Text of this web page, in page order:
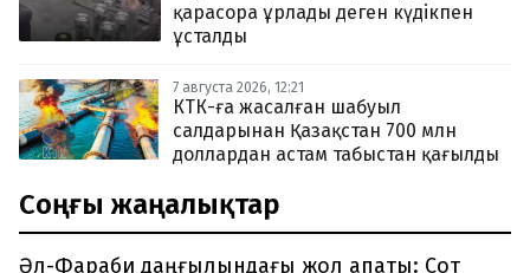
қарасора ұрлады деген күдікпен
ұсталды
7 августа 2026, 12:21
КТК-ға жасалған шабуыл
салдарынан Қазақстан 700 млн
доллардан астам табыстан қағылды
Соңғы жаңалықтар
Әл-Фараби даңғылындағы жол апаты: Сот